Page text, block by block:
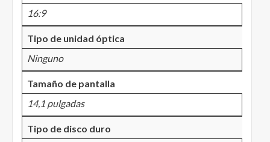
16:9
Tipo de unidad óptica
Ninguno
Tamaño de pantalla
14,1 pulgadas
Tipo de disco duro